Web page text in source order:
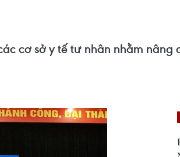
cơ sở y tế tư nhân nhằm